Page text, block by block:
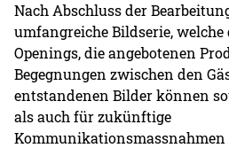
Nach Abschluss der
umfangreiche Bildserie, welche
Openings, die angebotenen
Begegnungen zwischen den
entstandenen Bilder können
als auch für zukünftige
Kommunikationsmassnahmen